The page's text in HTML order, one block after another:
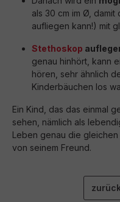
als 30 cm im Ø,
aufliegen kann!) mit
Stethoskop
genau hinhört, kann
hören, sehr ähnlich
Kinderbäuchen los
Ein Kind, das das einmal
sehen, nämlich als
Leben genau die gleichen
von seinem Freund.